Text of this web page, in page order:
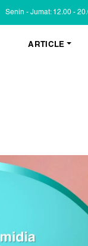
Senin - Jumat: 12.00 -
Lain
ARTICLE
Informasi
Cerita Pasien